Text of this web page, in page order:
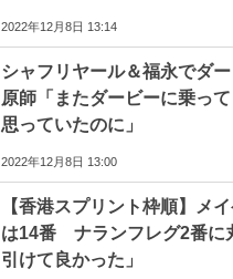
2022年12月8日 13:14
シャフリヤール＆福永でダ
原師「またダービーに乗っ
思っていたのに」
2022年12月8日 13:00
【香港スプリント枠順】メ
は14番 ナランフレグ2番に
引けて良かった」